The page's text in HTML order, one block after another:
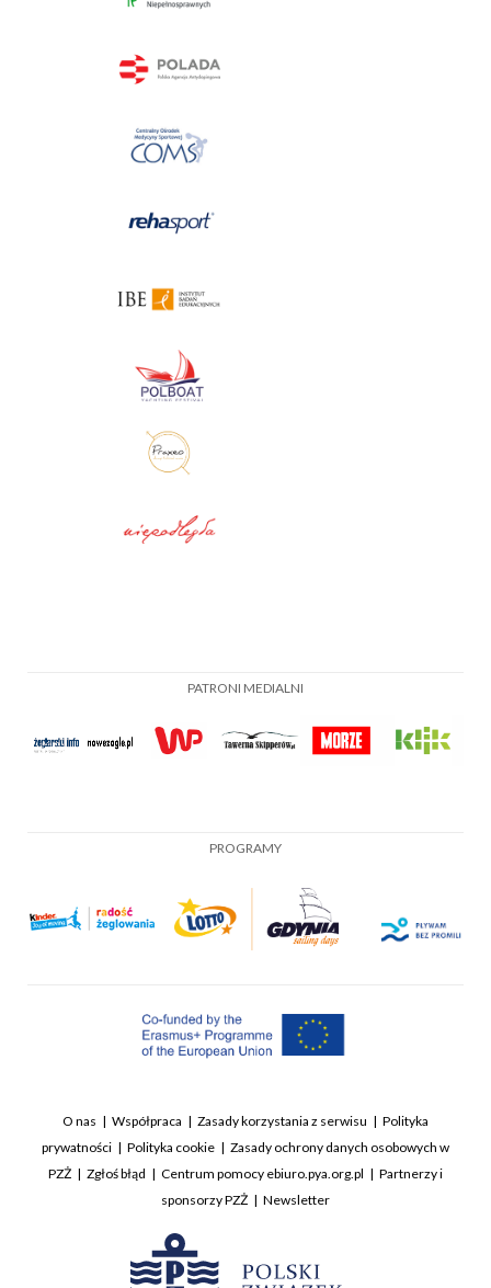
PATRONI MEDIALNI
PROGRAMY
O nas Współpraca Zasady korzystania z serwisu
Polityka
prywatności
Polityka cookie
Zasady ochrony danych osobowych w
PZŻ
Zgłoś błąd Centrum pomocy ebiuro.pya.org.pl
Partnerzy i
sponsorzy PZŻ
Newsletter